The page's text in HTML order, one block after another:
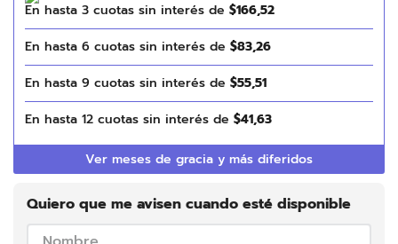
En hasta 3 cuotas sin interés de $166,52
En hasta 6 cuotas sin interés de $83,26
En hasta 9 cuotas sin interés de $55,51
En hasta 12 cuotas sin interés de $41,63
Ver meses de gracia y más diferidos
Quiero que me avisen cuando esté disponible